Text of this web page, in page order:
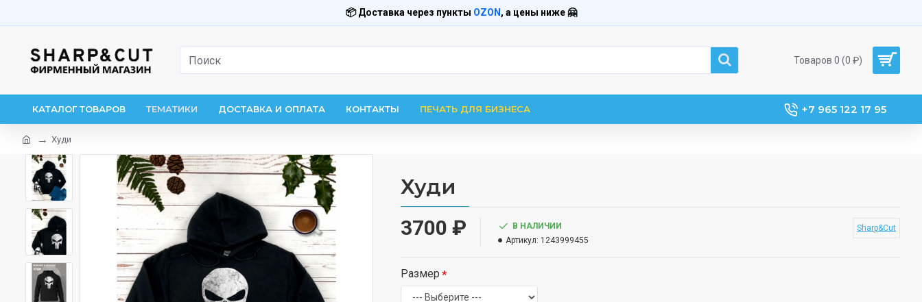
📦 Доставка через пункты OZON , а цены ниже 🤗
Товаров 0 (0 ₽)
КАТАЛОГ ТОВАРОВ ТЕМАТИКИ ДОСТАВКА И ОПЛАТА КОНТАКТЫ ПЕЧАТЬ ДЛЯ БИЗНЕСА +7 965 122 17 95
Худи
Худи
3700 ₽
В НАЛИЧИИ
Артикул: 1243999455
Sharp&Cut
Размер